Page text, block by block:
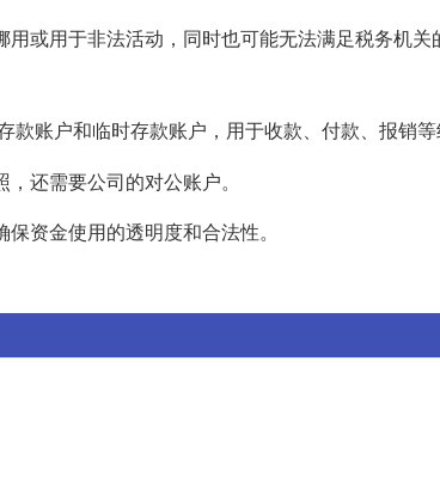
或用于非法活动，同时也可能无法满足税务机关
款账户和临时存款账户，用于收款、付款、报销
还需要公司的对公账户。
资金使用的透明度和合法性。